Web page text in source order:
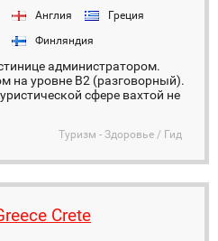
Англия
Греция
Финляндия
администратором.
на уровне В2 (разговорный).
сфере вахтой не
Туризм - Здоровье / Гид
Crete